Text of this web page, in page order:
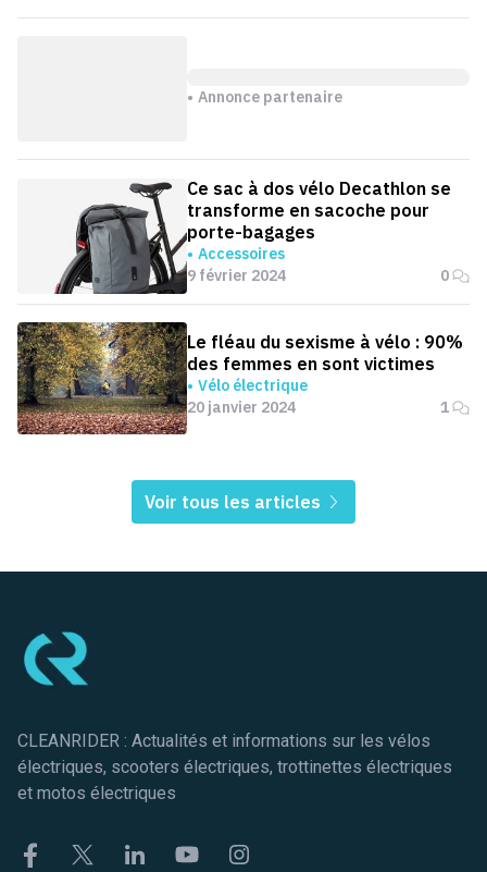
Annonce partenaire
Ce sac à dos vélo Decathlon se
transforme en sacoche pour
porte-bagages
Accessoires
9 février 2024
0
Le fléau du sexisme à vélo : 90%
des femmes en sont victimes
Vélo électrique
20 janvier 2024
1
Voir tous les articles
CLEANRIDER : Actualités et informations sur les vélos
électriques, scooters électriques, trottinettes électriques
et motos électriques
FacebookTwitter LinkekinYoutubeInstagram